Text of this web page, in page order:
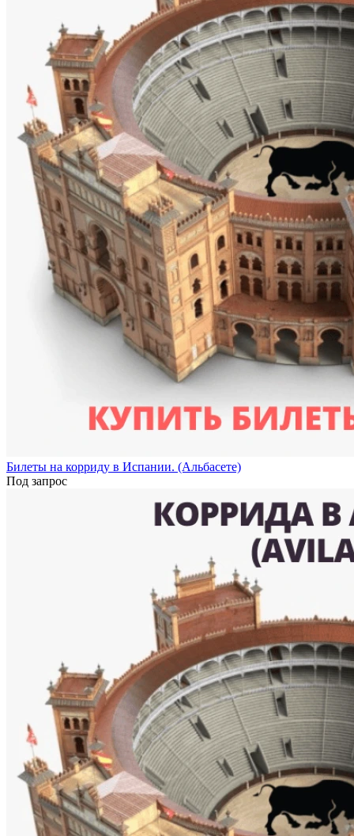
Билеты на корриду в Испании. (Альбасете)
Под запрос